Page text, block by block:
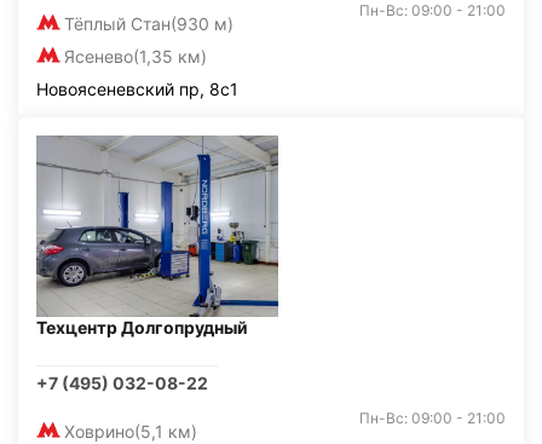
Тёплый Стан(930 м)
Ясенево(1,35 км)
Пн-Вс: 09:00 - 21:00
Новоясеневский пр, 8с1
Техцентр Долгопрудный
+7 (495) 032-08-22
Ховрино(5,1 км)
Пн-Вс: 09:00 - 21:00